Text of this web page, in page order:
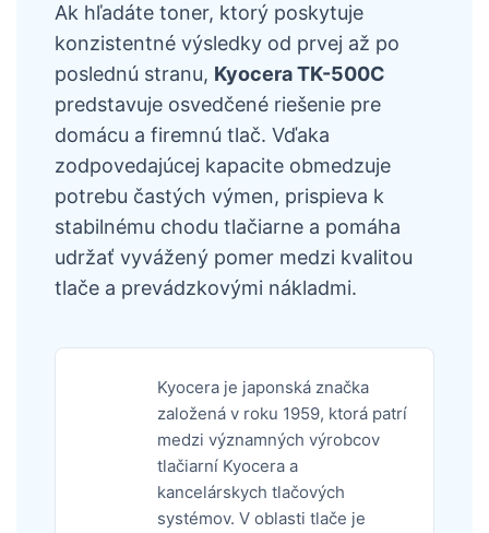
Ak hľadáte toner, ktorý poskytuje
konzistentné výsledky od prvej až po
poslednú stranu, Kyocera TK-500C
predstavuje osvedčené riešenie pre
domácu a firemnú tlač. Vďaka
zodpovedajúcej kapacite obmedzuje
potrebu častých výmen, prispieva k
stabilnému chodu tlačiarne a pomáha
udržať vyvážený pomer medzi kvalitou
tlače a prevádzkovými nákladmi.
Kyocera je japonská značka
založená v roku 1959, ktorá patrí
medzi významných výrobcov
tlačiarní Kyocera a
kancelárskych tlačových
systémov. V oblasti tlače je